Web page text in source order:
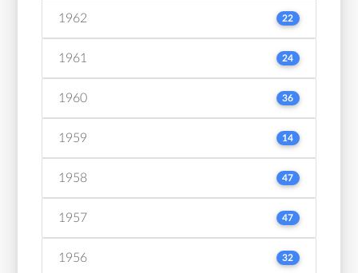
1962 22
1961 24
1960 36
1959 14
1958 47
1957 47
1956 32